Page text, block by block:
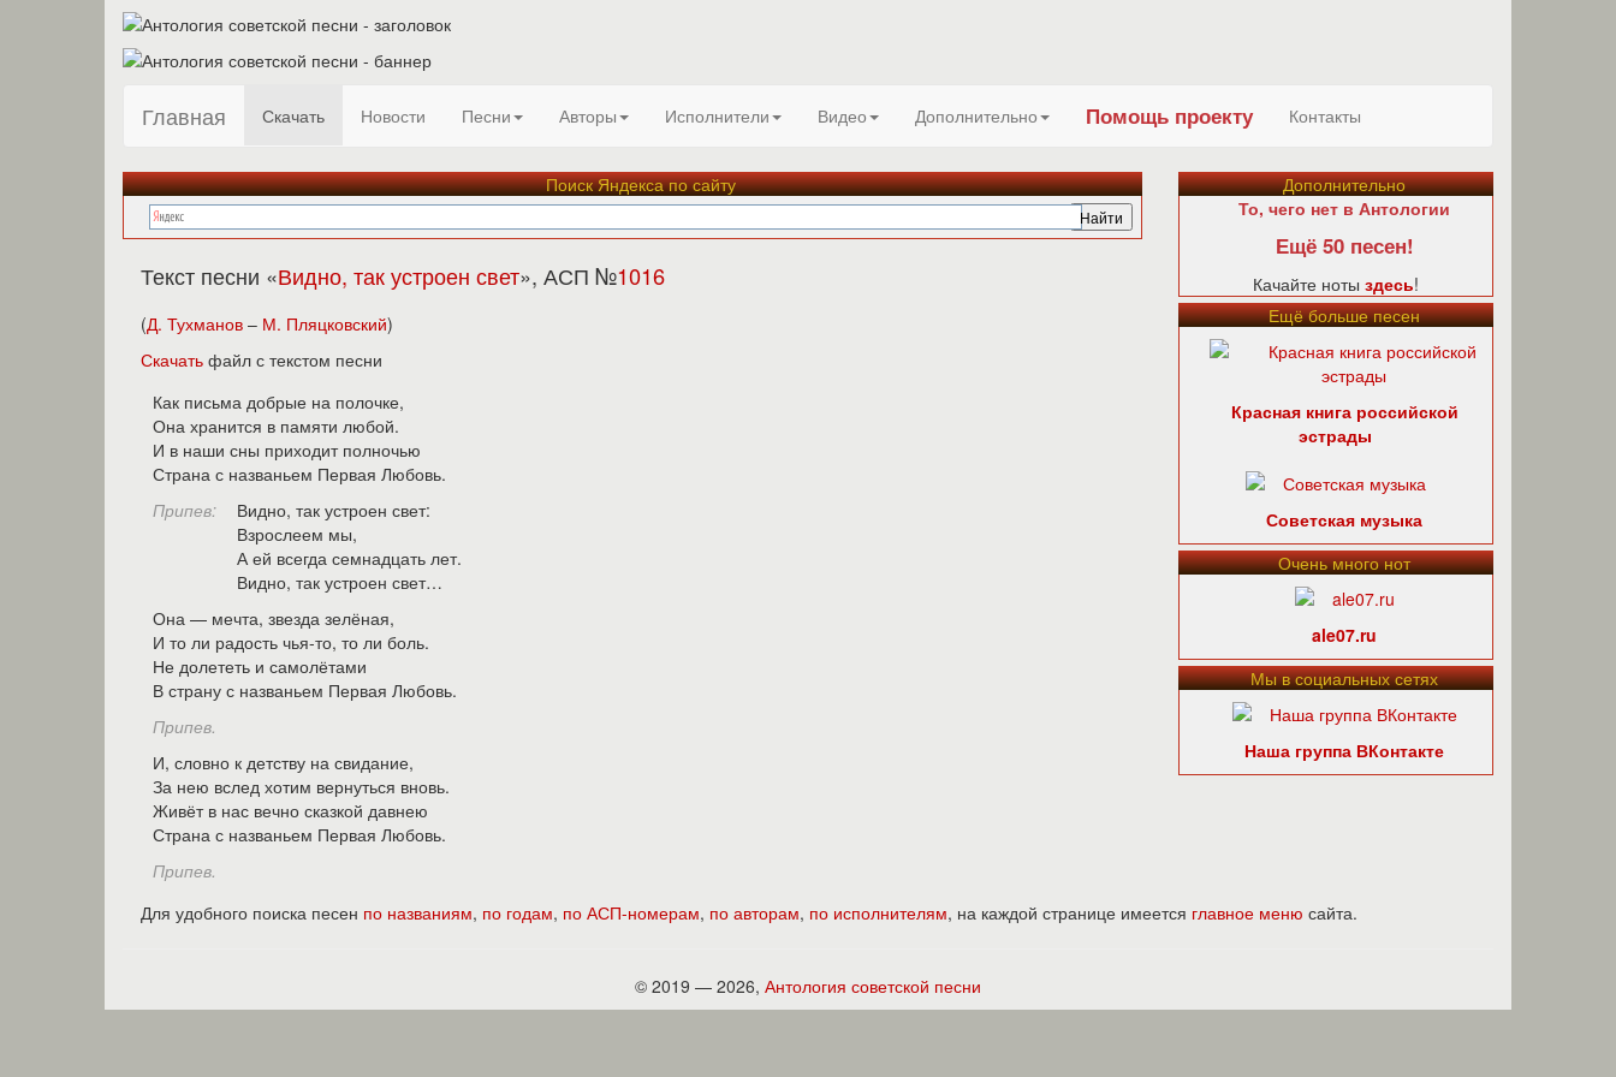
Главная Скачать Новости Песни Авторы Исполнители Видео Дополнительно Помощь проекту Контакты
Поиск Яндекса по сайту
Текст песни «Видно, так устроен свет», АСП №1016
(Д. Тухманов – М. Пляцковский)
Скачать файл с текстом песни
Как письма добрые на полочке,
Она хранится в памяти любой.
И в наши сны приходит полночью
Страна с названьем Первая Любовь.
Припев:
Видно, так устроен свет:
Взрослеем мы,
А ей всегда семнадцать лет.
Видно, так устроен свет…
Она — мечта, звезда зелёная,
И то ли радость чья-то, то ли боль.
Не долететь и самолётами
В страну с названьем Первая Любовь.
Припев.
И, словно к детству на свидание,
За нею вслед хотим вернуться вновь.
Живёт в нас вечно сказкой давнею
Страна с названьем Первая Любовь.
Припев.
Дополнительно
То, чего нет в Антологии
Ещё 50 песен!
Качайте ноты здесь!
Ещё больше песен
Красная книга российской
эстрады
Советская музыка
Очень много нот
ale07.ru
Мы в социальных сетях
Наша группа ВКонтакте
Для удобного поиска песен по названиям, по годам, по АСП-номерам, по авторам, по исполнителям, на каждой странице имеется главное меню сайта.
© 2019 — 2026, Антология советской песни